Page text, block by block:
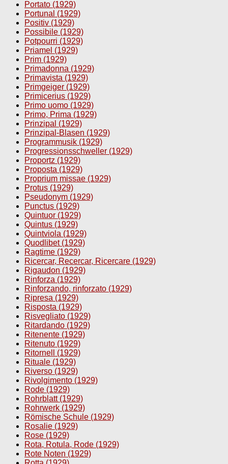
Portato (1929)
Portunal (1929)
Positiv (1929)
Possibile (1929)
Potpourri (1929)
Priamel (1929)
Prim (1929)
Primadonna (1929)
Primavista (1929)
Primgeiger (1929)
Primicerius (1929)
Primo uomo (1929)
Primo, Prima (1929)
Prinzipal (1929)
Prinzipal-Blasen (1929)
Programmusik (1929)
Progressionsschweller (1929)
Proportz (1929)
Proposta (1929)
Proprium missae (1929)
Protus (1929)
Pseudonym (1929)
Punctus (1929)
Quintuor (1929)
Quintus (1929)
Quintviola (1929)
Quodlibet (1929)
Ragtime (1929)
Ricercar, Recercar, Ricercare (1929)
Rigaudon (1929)
Rinforza (1929)
Rinforzando, rinforzato (1929)
Ripresa (1929)
Risposta (1929)
Risvegliato (1929)
Ritardando (1929)
Ritenente (1929)
Ritenuto (1929)
Ritornell (1929)
Rituale (1929)
Riverso (1929)
Rivolgimento (1929)
Rode (1929)
Rohrblatt (1929)
Rohrwerk (1929)
Römische Schule (1929)
Rosalie (1929)
Rose (1929)
Rota, Rotula, Rode (1929)
Rote Noten (1929)